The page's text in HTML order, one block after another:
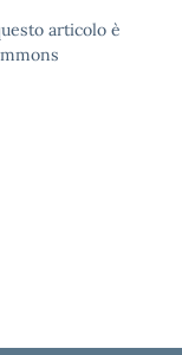
articolo è